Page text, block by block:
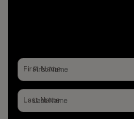
First Name
Last Name